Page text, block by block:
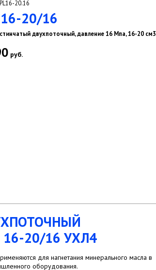
20.16
20/16
двухпоточный, давление 16 Мпа, 16-20 см3
руб.
20/16 УХЛ4
для нагнетания минерального масла в
оборудования.